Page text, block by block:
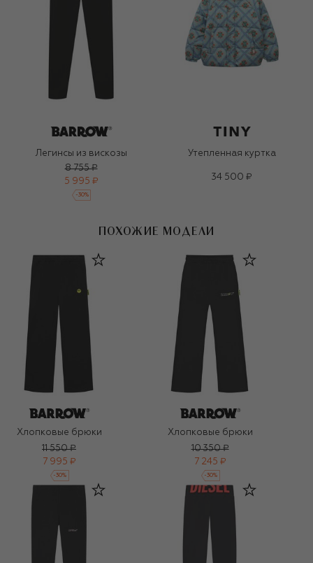
Легинсы из вискозы
8 755 ₽
5 995 ₽
-30%
Утепленная куртка
34 500 ₽
ПОХОЖИЕ МОДЕЛИ
Хлопковые брюки
11 550 ₽
7 995 ₽
-30%
Хлопковые брюки
10 350 ₽
7 245 ₽
-30%